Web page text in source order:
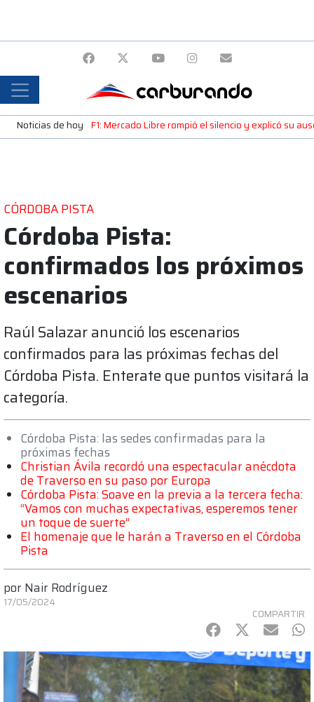
Noticias de hoy F1: Mercado Libre rompió el silencio y explicó su
CÓRDOBA PISTA
Córdoba Pista:
confirmados los próximos
escenarios
Raúl Salazar anunció los escenarios
confirmados para las próximas fechas del
Córdoba Pista. Enterate que puntos visitará la
categoría.
Córdoba Pista: las sedes confirmadas para la
próximas fechas
Christian Ávila recordó una espectacular anécdota
de Traverso en su paso por Europa
Córdoba Pista: Soave en la previa a la tercera fecha:
“Vamos con muchas expectativas, esperemos tener
un toque de suerte”
El homenaje que le harán a Traverso en el Córdoba
Pista
por Nair Rodríguez
17/05/2024
COMPARTIR
Facebook
Twitter
mail